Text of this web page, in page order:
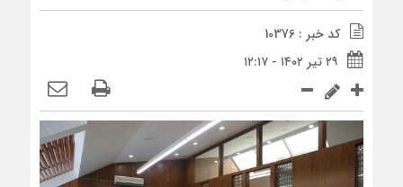
کد خبر : 10376
۲۹ تیر ۱۴۰۲ - ۱۲:۱۷